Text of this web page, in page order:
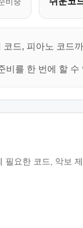
드, 피아노 코드
비를 한 번에 할
요한 코드, 악보